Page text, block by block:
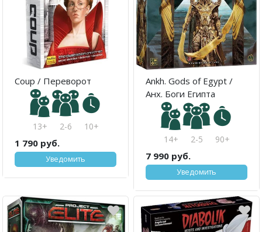
Coup / Переворот
13+ 2-6 10+
1 790 руб.
Уведомить
Ankh. Gods of Egypt /
Анх. Боги Египта
14+ 2-5 90+
7 990 руб.
Уведомить